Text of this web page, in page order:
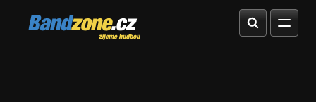
Bandzone.cz
žijeme hudbou